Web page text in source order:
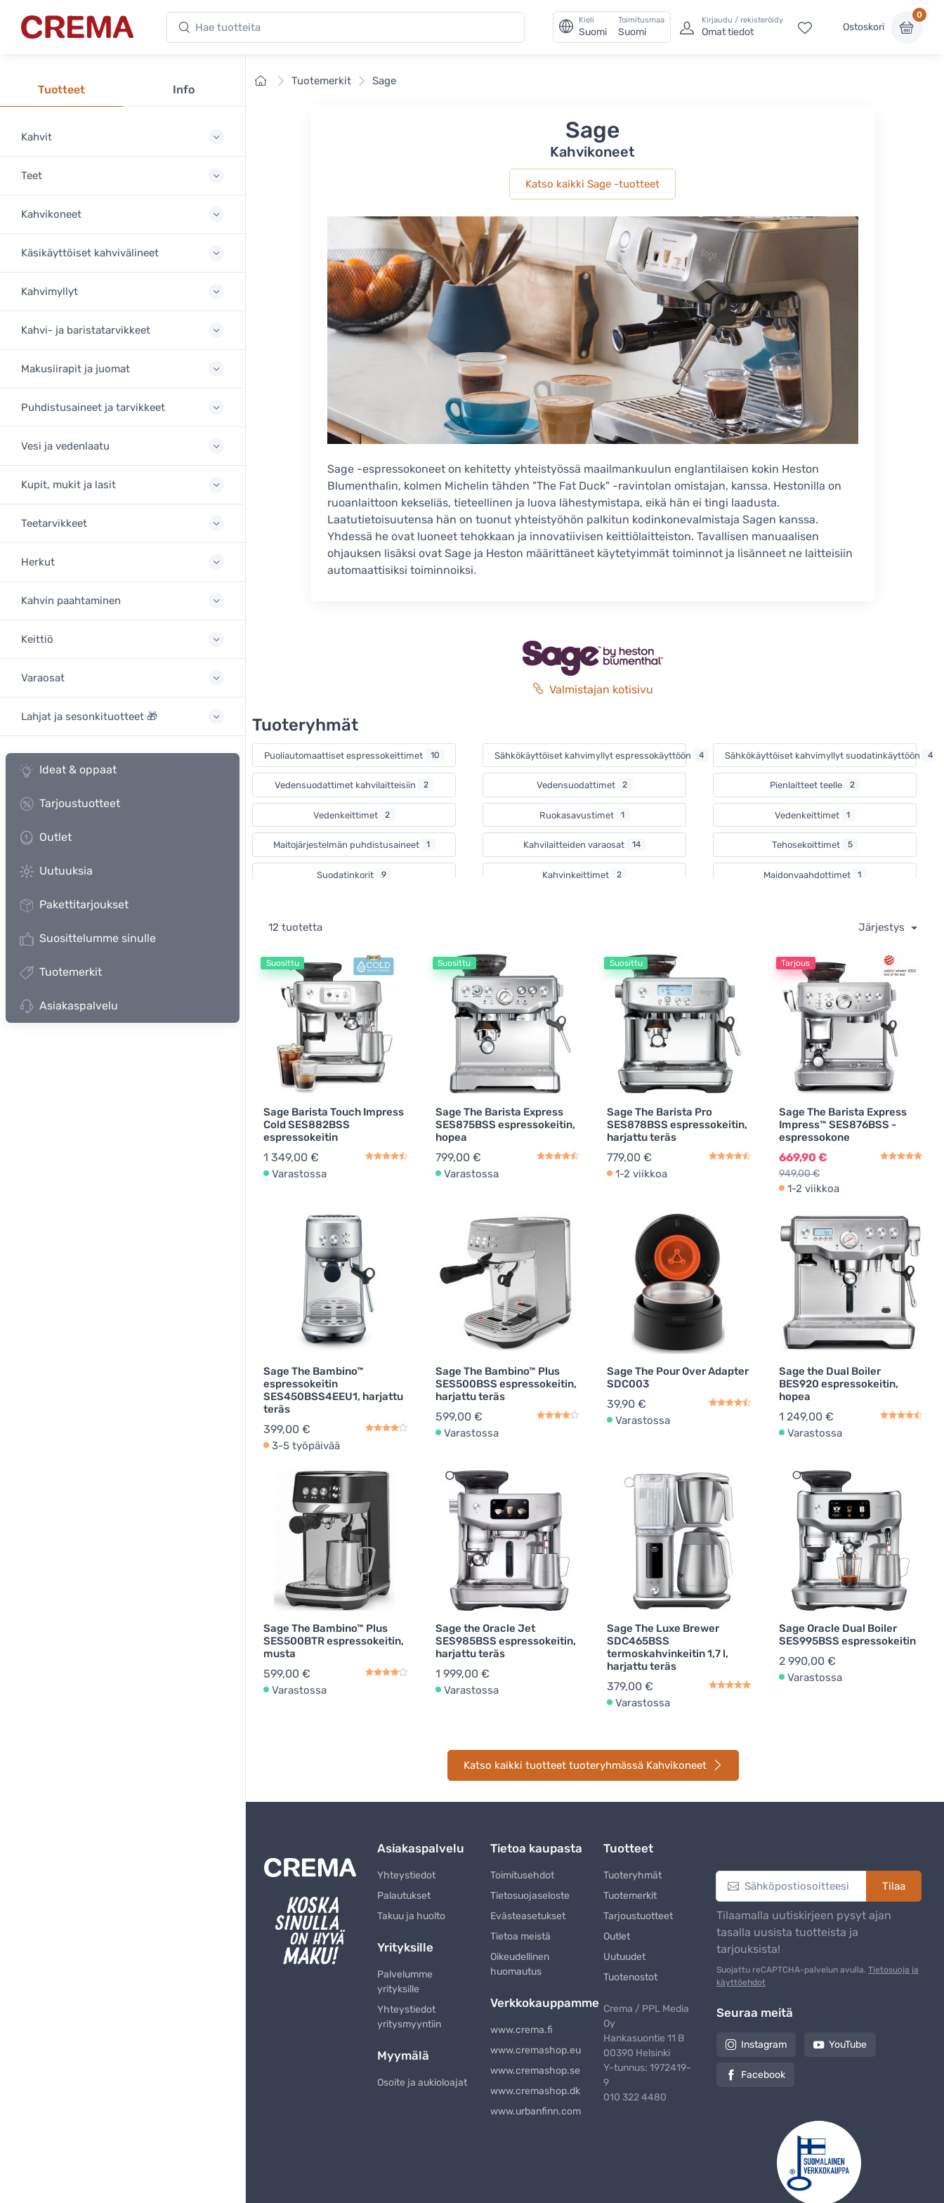
Crema Hae tuotteita Kieli
Suomi
Toimitusmaa
Suomi
Kirjaudu / rekisteröidy
Omat tiedot Ostoskori
0
Tuotteet Info
Kahvit
Teet
Kahvikoneet
Käsikäyttöiset kahvivälineet
Kahvimyllyt
Kahvi- ja baristatarvikkeet
Makusiirapit ja juomat
Puhdistusaineet ja tarvikkeet
Vesi ja vedenlaatu
Kupit, mukit ja lasit
Teetarvikkeet
Herkut
Kahvin paahtaminen
Keittiö
Varaosat
Lahjat ja sesonkituotteet 🎁
Ideat & oppaat
Tarjoustuotteet
Outlet
Uutuuksia
Pakettitarjoukset
Suosittelumme sinulle
Tuotemerkit
Asiakaspalvelu
EtusivuTuotemerkit Sage
Sage
Kahvikoneet
Katso kaikki Sage -tuotteet
Sage -espressokoneet on kehitetty yhteistyössä maailmankuulun englantilaisen kokin Heston
Blumenthalin, kolmen Michelin tähden "The Fat Duck" -ravintolan omistajan, kanssa. Hestonilla on
ruoanlaittoon kekseliäs, tieteellinen ja luova lähestymistapa, eikä hän ei tingi laadusta.
Laatutietoisuutensa hän on tuonut yhteistyöhön palkitun kodinkonevalmistaja Sagen kanssa.
Yhdessä he ovat luoneet tehokkaan ja innovatiivisen keittiölaitteiston. Tavallisen manuaalisen
ohjauksen lisäksi ovat Sage ja Heston määrittäneet käytetyimmät toiminnot ja lisänneet ne laitteisiin
automaattisiksi toiminnoiksi.
Valmistajan kotisivu
Tuoteryhmät
Puoliautomaattiset espressokeittimet 10 Sähkökäyttöiset kahvimyllyt espressokäyttöön 4 Sähkökäyttöiset kahvimyllyt suodatinkäyttöön 4
Vedensuodattimet kahvilaitteisiin 2 Vedensuodattimet 2 Pienlaitteet teelle 2
Vedenkeittimet 2 Ruokasavustimet 1 Vedenkeittimet 1
Maitojärjestelmän puhdistusaineet 1 Kahvilaitteiden varaosat 14 Tehosekoittimet 5
Suodatinkorit 9 Kahvinkeittimet 2 Maidonvaahdottimet 1
Leivänpaahtimet 2 Kalkinpoistoaineet 1 Kahvilaitteen puhdistusaineet
Keittiövälineiden varaosat
12 tuotetta Järjestys
Suosittu
Sage Barista Touch Impress
Cold SES882BSS
espressokeitin
1 349,00 €
Varastossa
Suosittu
Sage The Barista Express
SES875BSS espressokeitin,
hopea
799,00 €
Varastossa
Suosittu
Sage The Barista Pro
SES878BSS espressokeitin,
harjattu teräs
779,00 €
1-2 viikkoa
Tarjous
Sage The Barista Express
Impress™ SES876BSS -
espressokone
669,90 €
949,00 €
1-2 viikkoa
Sage The Bambino™
espressokeitin
SES450BSS4EEU1, harjattu
teräs
399,00 €
3-5 työpäivää
Sage The Bambino™ Plus
SES500BSS espressokeitin,
harjattu teräs
599,00 €
Varastossa
Sage The Pour Over Adapter
SDC003
39,90 €
Varastossa
Sage the Dual Boiler
BES920 espressokeitin,
hopea
1 249,00 €
Varastossa
Sage The Bambino™ Plus
SES500BTR espressokeitin,
musta
599,00 €
Varastossa
Sage the Oracle Jet
SES985BSS espressokeitin,
harjattu teräs
1 999,00 €
Varastossa
Sage The Luxe Brewer
SDC465BSS
termoskahvinkeitin 1,7 l,
harjattu teräs
379,00 €
Varastossa
Sage Oracle Dual Boiler
SES995BSS espressokeitin
2 990,00 €
Varastossa
Katso kaikki tuotteet tuoteryhmässä Kahvikoneet
Asiakaspalvelu
Yhteystiedot
Palautukset
Takuu ja huolto
Yrityksille
Palvelumme
yrityksille
Yhteystiedot
yritysmyyntiin
Myymälä
Osoite ja aukioloajat
Tietoa kaupasta
Toimitusehdot
Tietosuojaseloste
Evästeasetukset
Tietoa meistä
Oikeudellinen
huomautus
Verkkokauppamme
www.crema.fi
www.cremashop.eu
www.cremashop.se
www.cremashop.dk
www.urbanfinn.com
Tuotteet
Tuoteryhmät
Tuotemerkit
Tarjoustuotteet
Outlet
Uutuudet
Tuotenostot
Crema / PPL Media
Oy
Hankasuontie 11 B
00390 Helsinki
Y-tunnus: 1972419-
9
010 322 4480
Tilaa
Tilaamalla uutiskirjeen pysyt ajan
tasalla uusista tuotteista ja
tarjouksista!
Suojattu reCAPTCHA-palvelun avulla. Tietosuoja ja
käyttöehdot
Seuraa meitä
Instagram YouTube
Facebook